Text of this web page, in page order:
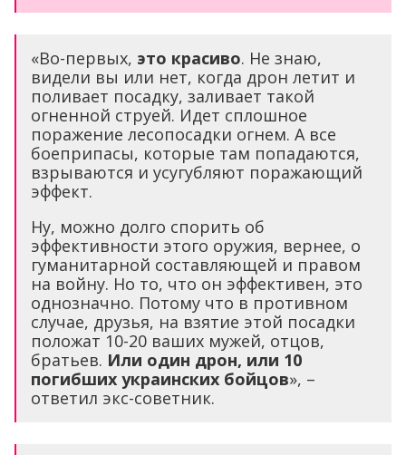
«Во-первых, это красиво. Не знаю,
видели вы или нет, когда дрон летит и
поливает посадку, заливает такой
огненной струей. Идет сплошное
поражение лесопосадки огнем. А все
боеприпасы, которые там попадаются,
взрываются и усугубляют поражающий
эффект.
Ну, можно долго спорить об
эффективности этого оружия, вернее, о
гуманитарной составляющей и правом
на войну. Но то, что он эффективен, это
однозначно. Потому что в противном
случае, друзья, на взятие этой посадки
положат 10-20 ваших мужей, отцов,
братьев. Или один дрон, или 10
погибших украинских бойцов», –
ответил экс-советник.